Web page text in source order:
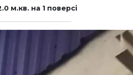
м.кв. на 1 поверсі